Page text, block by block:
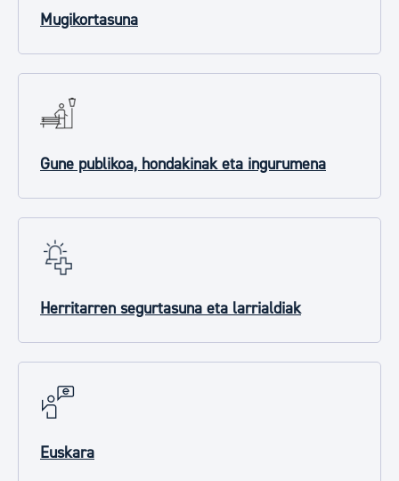
Mugikortasuna
Gune publikoa, hondakinak eta ingurumena
Herritarren segurtasuna eta larrialdiak
Euskara